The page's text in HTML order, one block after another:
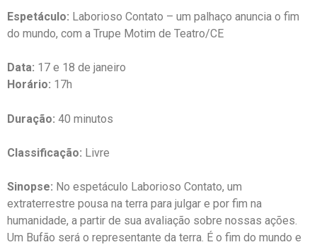
Espetáculo: Laborioso Contato – um palhaço anuncia o fim
do mundo, com a Trupe Motim de Teatro/CE
Data: 17 e 18 de janeiro
Horário: 17h
Duração: 40 minutos
Classificação: Livre
Sinopse: No espetáculo Laborioso Contato, um
extraterrestre pousa na terra para julgar e por fim na
humanidade, a partir de sua avaliação sobre nossas ações.
Um Bufão será o representante da terra. É o fim do mundo e